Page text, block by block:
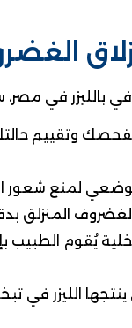
بالليزر في
وتقييم حالتك
لمنع شعور
المنزلق
يُقوم
الليزر في